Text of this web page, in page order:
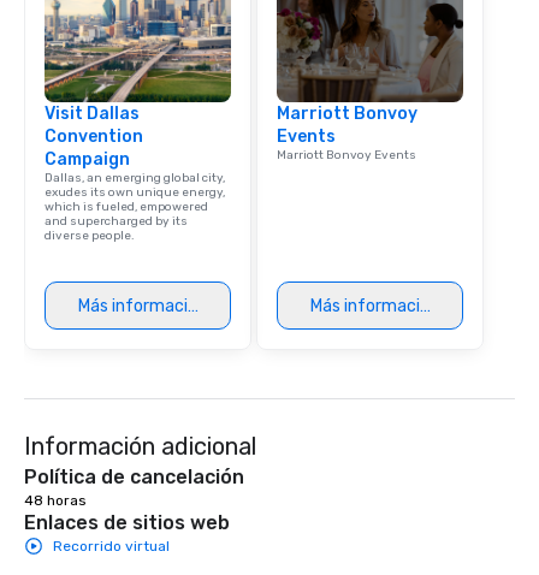
Visit Dallas
Convention
Campaign
Dallas, an emerging global city,
exudes its own unique energy,
which is fueled, empowered
and supercharged by its
diverse people.
Más información
Marriott Bonvoy
Events
Marriott Bonvoy Events
Más información
Información adicional
Política de cancelación
48 horas
Enlaces de sitios web
Recorrido virtual